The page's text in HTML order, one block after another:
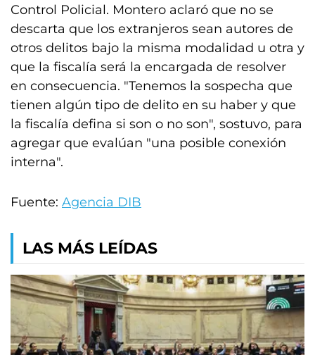
Control Policial. Montero aclaró que no se
descarta que los extranjeros sean autores de
otros delitos bajo la misma modalidad u otra y
que la fiscalía será la encargada de resolver
en consecuencia. "Tenemos la sospecha que
tienen algún tipo de delito en su haber y que
la fiscalía defina si son o no son", sostuvo, para
agregar que evalúan "una posible conexión
interna".
Fuente: Agencia DIB
LAS MÁS LEÍDAS